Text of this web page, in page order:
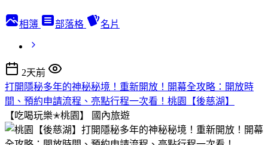
相簿 部落格 名片
2天前
打開隱秘多年的神秘秘境！重新開放！開幕全攻略：開放時
間、預約申請流程、亮點行程一次看！桃園【後慈湖】
【吃喝玩樂✭桃園】
國內旅遊